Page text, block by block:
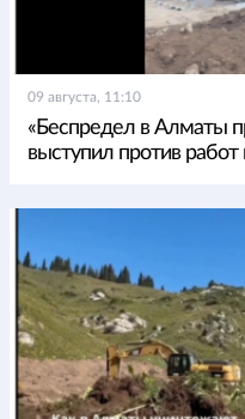
09 августа, 11:10
«Беспредел в Алматы
выступил против